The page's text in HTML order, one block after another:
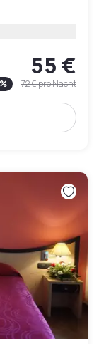
55 €
% 72 €pro Nacht